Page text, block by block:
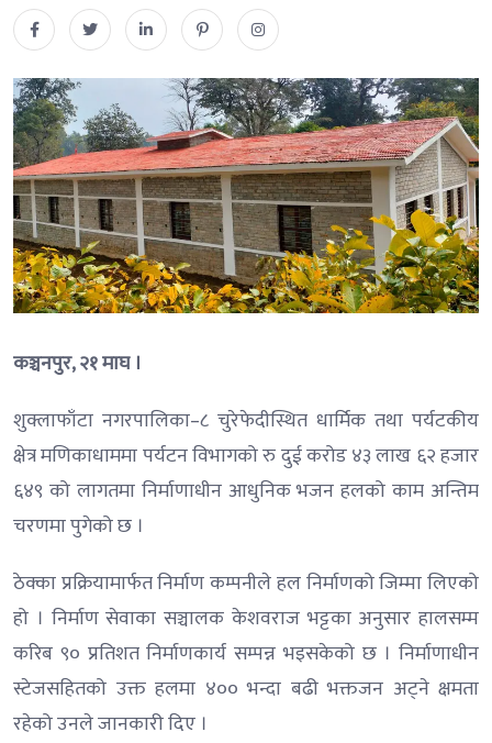
कञ्चनपुर, २१ माघ ।
शुक्लाफाँटा नगरपालिका–८ चुरेफेदीस्थित धार्मिक तथा पर्यटकीय
क्षेत्र मणिकाधाममा पर्यटन विभागको रु दुई करोड ४३ लाख ६२ हजार
६४९ को लागतमा निर्माणाधीन आधुनिक भजन हलको काम अन्तिम
चरणमा पुगेको छ ।
ठेक्का प्रक्रियामार्फत निर्माण कम्पनीले हल निर्माणको जिम्मा लिएको
हो । निर्माण सेवाका सञ्चालक केशवराज भट्टका अनुसार हालसम्म
करिब ९० प्रतिशत निर्माणकार्य सम्पन्न भइसकेको छ । निर्माणाधीन
स्टेजसहितको उक्त हलमा ४०० भन्दा बढी भक्तजन अट्ने क्षमता
रहेको उनले जानकारी दिए ।